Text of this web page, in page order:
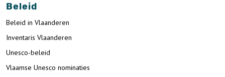
Beleid
Beleid in Vlaanderen
Inventaris Vlaanderen
Unesco-beleid
Vlaamse Unesco nominaties